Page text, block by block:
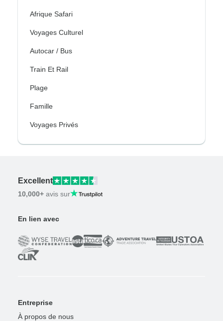
Afrique Safari
Voyages Culturel
Autocar / Bus
Train Et Rail
Plage
Famille
Voyages Privés
Excellent
10,000+ avis sur
En lien avec
Entreprise
À propos de nous